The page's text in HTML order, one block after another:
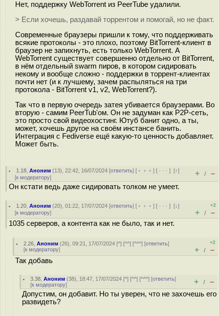
Нет, поддержку WebTorrent из PeerTube удалили.
> Если хочешь, раздавай торрентом и помогай, но не факт.
Современные браузеры пришли к тому, что поддерживать
всякие протоколы - это плохо, поэтому BitTorrent-клиент в
браузер не запихнуть, есть только WebTorrent. А
WebTorrent существует совершенно отдельно от BitTorrent,
в нём отдельный swarm пиров, в котором сидировать
некому и вообще сложно - поддержки в торрент-клиентах
почти нет (и к лучшему, зачем распыляться на три
протокола - BitTorrent v1, v2, WebTorrent?).
Так что в первую очередь затея убивается браузерами. Во
вторую - самим PeerTub'ом. Он не задуман как P2P-сеть,
это просто свой видеохостинг. Ютуб банит одно, а ты,
может, хочешь другое на своём инстансе банить.
Интеграция с Fediverse ещё какую-то ценность добавляет.
Может быть.
1.18 ,Аноним (13), 22:42, 16/07/2024 [ответить] [ ﹢﹢﹢] [ · · ·][↑]
[к модератору] + / –
Он кстати ведь даже сидировать толком не умеет.
1.20 ,Аноним (20), 01:22, 17/07/2024 [ответить] [ ﹢﹢﹢] [ · · ·][↓]
[к модератору]
+2
+ / –
1035 серверов, а контента как не было, так и нет.
2.26 ,Аноним (26), 09:21, 17/07/2024 [^] [^^] [^^^] [ответить]
[к модератору]
+2
+ / –
Так добавь
3.38 ,Аноним (38), 18:47, 17/07/2024 [^] [^^] [^^^] [ответить]
[к модератору] + / –
Допустим, он добавит. Но ты уверен, что не захочешь его
развидеть?